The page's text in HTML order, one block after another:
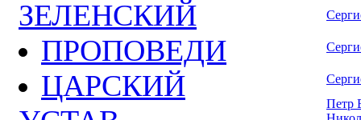
ЗЕЛЕНСКИЙ
ПРОПОВЕДИ
ЦАРСКИЙ
Петр